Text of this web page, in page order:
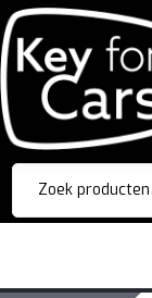
Zoeken
naar: